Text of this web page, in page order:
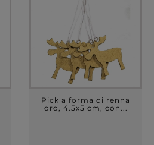
Pick a forma di renna
oro, 4.5x5 cm, con...